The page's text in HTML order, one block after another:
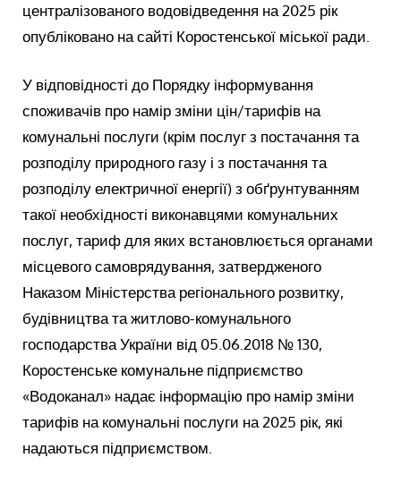
централізованого водовідведення на 2025 рік
опубліковано на сайті Коростенської міської ради.
У відповідності до Порядку інформування
споживачів про намір зміни цін/тарифів на
комунальні послуги (крім послуг з постачання та
розподілу природного газу і з постачання та
розподілу електричної енергії) з обґрунтуванням
такої необхідності виконавцями комунальних
послуг, тариф для яких встановлюється органами
місцевого самоврядування, затвердженого
Наказом Міністерства регіонального розвитку,
будівництва та житлово-комунального
господарства України від 05.06.2018 № 130,
Коростенське комунальне підприємство
«Водоканал» надає інформацію про намір зміни
тарифів на комунальні послуги на 2025 рік, які
надаються підприємством.